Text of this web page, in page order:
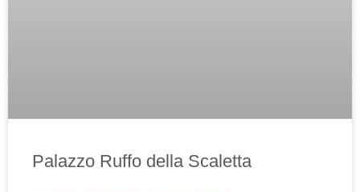
Palazzo Ruffo della Scaletta